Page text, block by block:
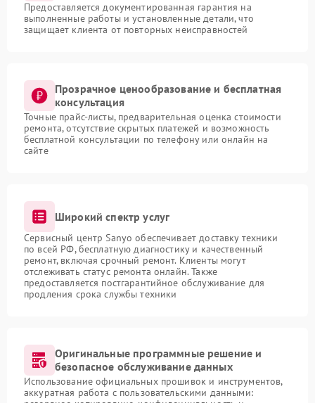
Предоставляется документированная гарантия на
выполненные работы и установленные детали, что
защищает клиента от повторных неисправностей
Прозрачное ценообразование и бесплатная
консультация
Точные прайс-листы, предварительная оценка стоимости
ремонта, отсутствие скрытых платежей и возможность
бесплатной консультации по телефону или онлайн на
сайте
Широкий спектр услуг
Сервисный центр Sanyo обеспечивает доставку техники
по всей РФ, бесплатную диагностику и качественный
ремонт, включая срочный ремонт. Клиенты могут
отслеживать статус ремонта онлайн. Также
предоставляется постгарантийное обслуживание для
продления срока службы техники
Оригинальные программные решение и
безопасное обслуживание данных
Использование официальных прошивок и инструментов,
аккуратная работа с пользовательскими данными: